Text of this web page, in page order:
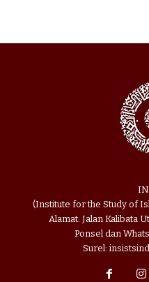
(Institute for the Study of
Alamat: Jalan Kalibata
Ponsel dan
Surel: